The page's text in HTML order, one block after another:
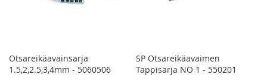
Otsareikäavainsarja
1.5,2,2.5,3,4mm - 5060506
SP Otsareikäavaimen
Tappisarja NO 1 - 550201